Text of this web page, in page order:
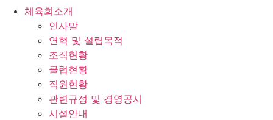
체육회소개
인사말
연혁 및 설립목적
조직현황
클럽현황
직원현황
관련규정 및 경영공시
시설안내